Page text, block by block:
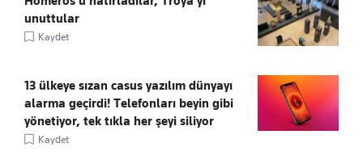
unuttular
Kaydet
13 ülkeye sızan casus yazılım dünyayı
alarma geçirdi! Telefonları beyin gibi
yönetiyor, tek tıkla her şeyi siliyor
Kaydet